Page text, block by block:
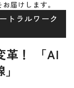
届けします。
トラルワーク
革！ 「AI